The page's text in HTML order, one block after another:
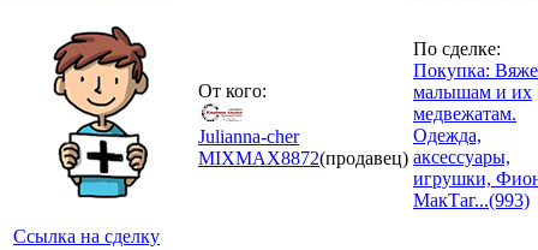
Ссылка на сделку
От кого:
Julianna-cher
MIXMAX8872(продавец)
По сделке:
Покупка:
малышам и их
медвежатам.
Одежда,
аксессуары,
игрушки,
МакТаг...(993)